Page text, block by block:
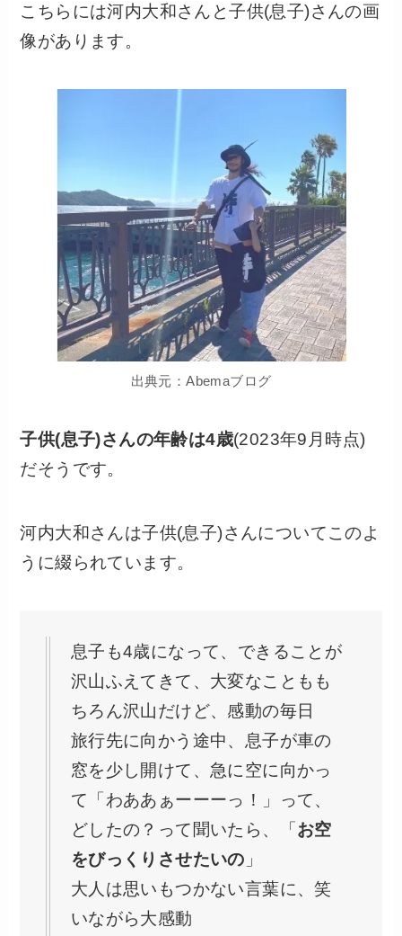
こちらには河内大和さんと子供(息子)さんの画
像があります。
出典元：Abemaブログ
子供(息子)さんの年齢は4歳(2023年9月時点)
だそうです。
河内大和さんは子供(息子)さんについてこのよ
うに綴られています。
息子も4歳になって、できることが
沢山ふえてきて、大変なこともも
ちろん沢山だけど、感動の毎日
旅行先に向かう途中、息子が車の
窓を少し開けて、急に空に向かっ
て「わああぁーーーっ！」って、
どしたの？って聞いたら、「お空
をびっくりさせたいの 」
大人は思いもつかない言葉に、笑
いながら大感動